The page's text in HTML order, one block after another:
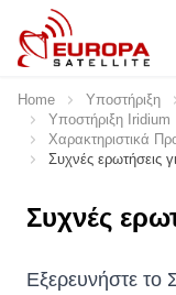
Skip to Content
Home Υποστήριξη
Υποστήριξη Iridium
Χαρακτηριστικά
Συχνές ερωτήσεις
Συχνές
Εξερευνήστε το